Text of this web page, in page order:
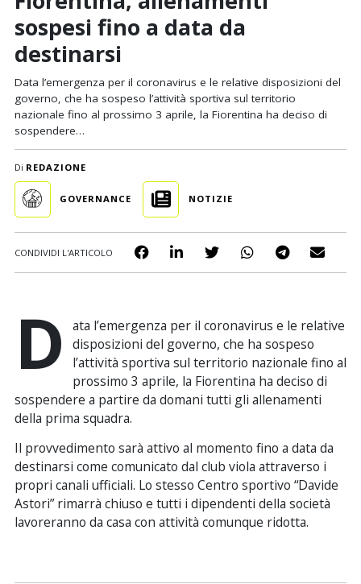
sospesi fino a data da
destinarsi
Data l’emergenza per il coronavirus e le relative disposizioni del
governo, che ha sospeso l’attività sportiva sul territorio
nazionale fino al prossimo 3 aprile, la Fiorentina ha deciso di
sospendere…
Di REDAZIONE
GOVERNANCE NOTIZIE
CONDIVIDI L'ARTICOLO
D
ata l’emergenza per il coronavirus e le relative
disposizioni del governo, che ha sospeso
l’attività sportiva sul territorio nazionale fino al
prossimo 3 aprile, la Fiorentina ha deciso di
sospendere a partire da domani tutti gli allenamenti
della prima squadra.
Il provvedimento sarà attivo al momento fino a data da
destinarsi come comunicato dal club viola attraverso i
propri canali ufficiali. Lo stesso Centro sportivo “Davide
Astori” rimarrà chiuso e tutti i dipendenti della società
lavoreranno da casa con attività comunque ridotta.